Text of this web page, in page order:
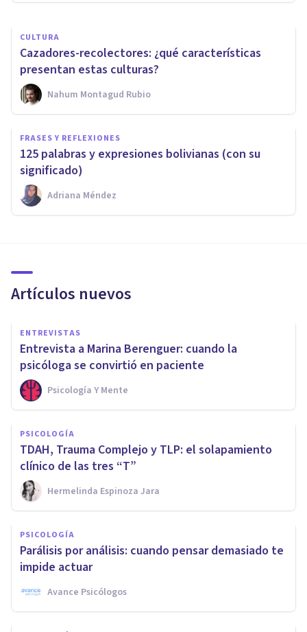
CULTURA
Cazadores-recolectores: ¿qué características
presentan estas culturas?
Nahum Montagud Rubio
FRASES Y REFLEXIONES
125 palabras y expresiones bolivianas (con su
significado)
Adriana Méndez
Artículos nuevos
ENTREVISTAS
Entrevista a Marina Berenguer: cuando la
psicóloga se convirtió en paciente
Psicología Y Mente
PSICOLOGÍA
TDAH, Trauma Complejo y TLP: el solapamiento
clínico de las tres “T”
Hermelinda Espinoza Jara
PSICOLOGÍA
Parálisis por análisis: cuando pensar demasiado te
impide actuar
Avance Psicólogos